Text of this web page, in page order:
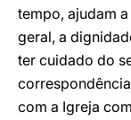
tempo, ajudam
geral, a
ter cuidado do
com a Igreja